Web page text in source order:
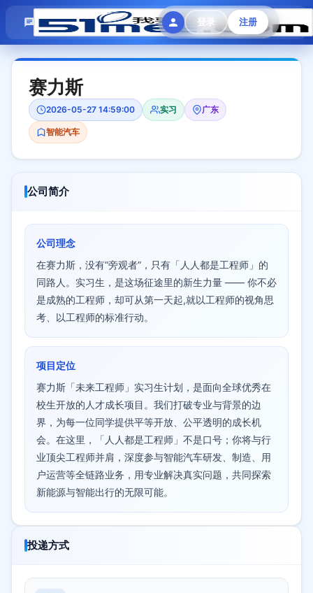
登录 注册
模拟面试 题目大全 招聘中心 会员专区
赛力斯
2026-05-27 14:59:00 实习 广东
智能汽车
公司简介
公司理念
在赛力斯，没有“旁观者”，只有「人人都是工程师」的
同路人。实习生，是这场征途里的新生力量 —— 你不必
是成熟的工程师，却可从第一天起,就以工程师的视角思
考、以工程师的标准行动。
项目定位
赛力斯「未来工程师」实习生计划，是面向全球优秀在
校生开放的人才成长项目。我们打破专业与背景的边
界，为每一位同学提供平等开放、公平透明的成长机
会。在这里，「人人都是工程师」不是口号；你将与行
业顶尖工程师并肩，深度参与智能汽车研发、制造、用
户运营等全链路业务，用专业解决真实问题，共同探索
新能源与智能出行的无限可能。
投递方式